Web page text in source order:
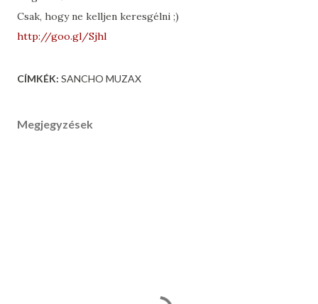
Csak, hogy ne kelljen keresgélni ;)
http://goo.gl/Sjhl
CÍMKÉK: SANCHO MUZAX
Megjegyzések